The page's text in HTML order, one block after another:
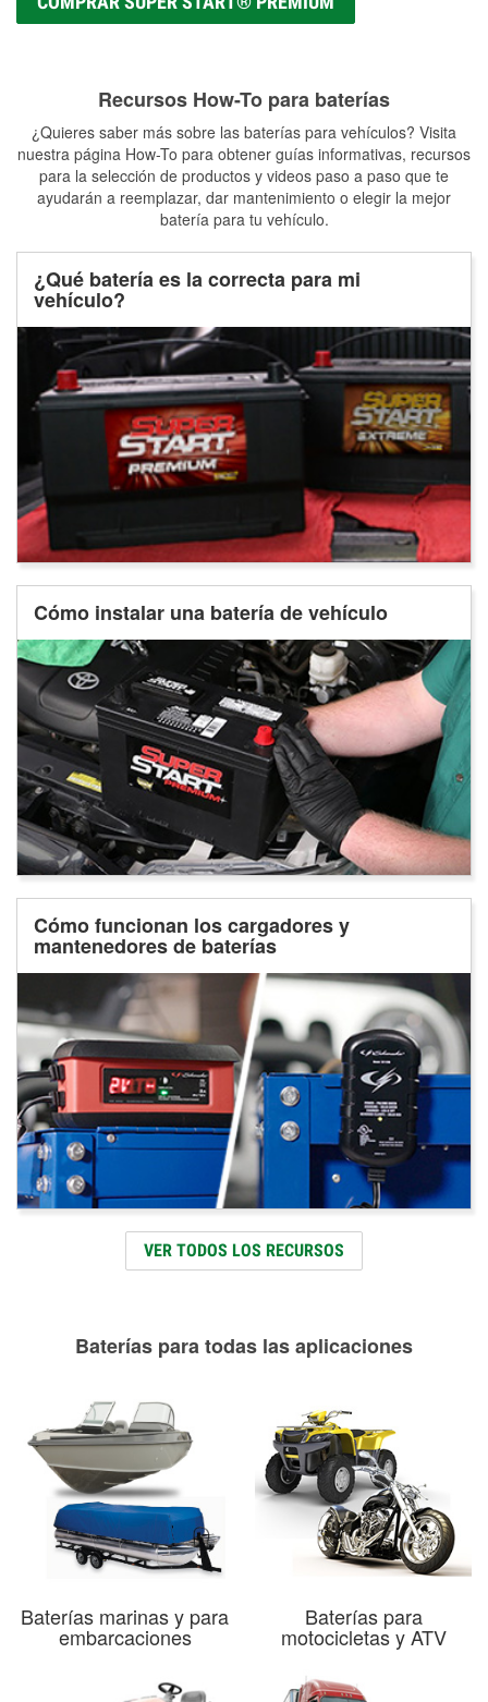
Recursos How-To para baterías
¿Quieres saber más sobre las baterías para vehículos? Visita
nuestra página How-To para obtener guías informativas, recursos
para la selección de productos y videos paso a paso que te
ayudarán a reemplazar, dar mantenimiento o elegir la mejor
batería para tu vehículo.
¿Qué batería es la correcta para mi
vehículo?
Cómo instalar una batería de vehículo
Cómo funcionan los cargadores y
mantenedores de baterías
VER TODOS LOS RECURSOS
Baterías para todas las aplicaciones
Baterías marinas y para
embarcaciones
Baterías para
motocicletas y ATV